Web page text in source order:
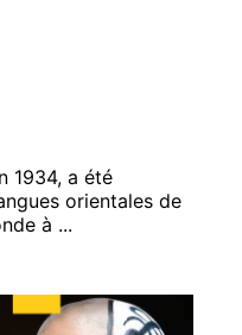
1934, a été
orientales de
à ...